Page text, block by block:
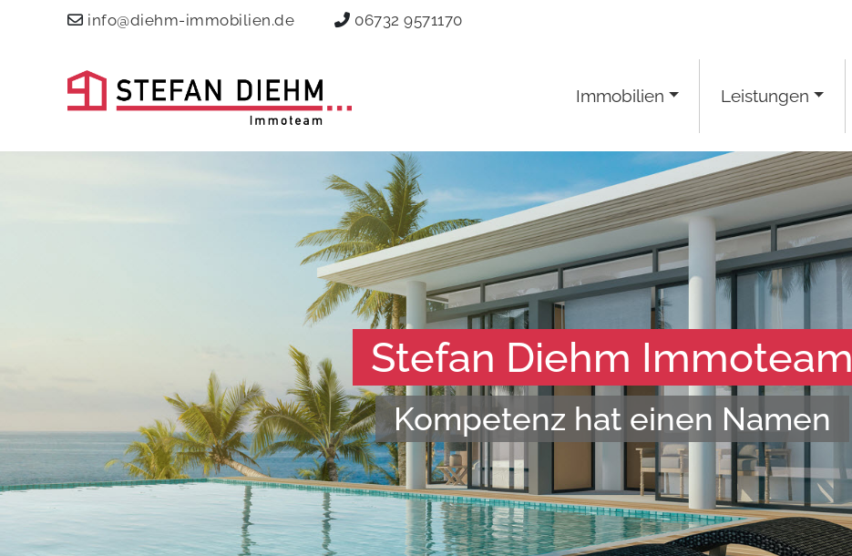
info@diehm-immobilien.de 06732 9571170
Immobilien Leistungen
Stefan Diehm Immoteam
Kompetenz hat einen Namen